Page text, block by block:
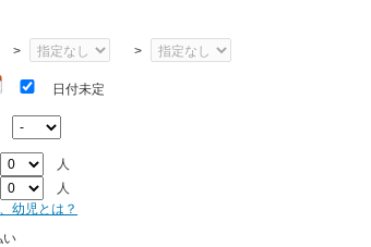
> >
日付未定
人
人
幼児とは？
い